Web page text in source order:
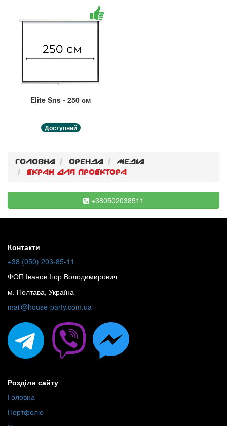
Elite Sns - 250 см
Доступний
Головна Оренда
Медiа
Екран для проектора
+380502038511
Контакти
+38 (050) 203-85-11
ФОП Іванов Ігор Володимирович
м. Полтава, Україна
mail@house-party.com.ua
Розділи сайту
Головна
Портфоліо